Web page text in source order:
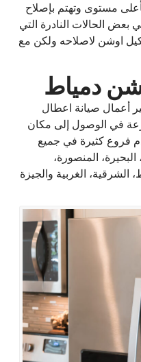
مستوى وتهتم بإصلاح
الحالات النادرة التي
اوشن لاصلاحه ولكن مع
دمياط
أعمال صيانة اعطال
في الوصول إلى مكان
فروع كثيرة في جميع
المنصورة،
الشرقية، الغربية والجيزة